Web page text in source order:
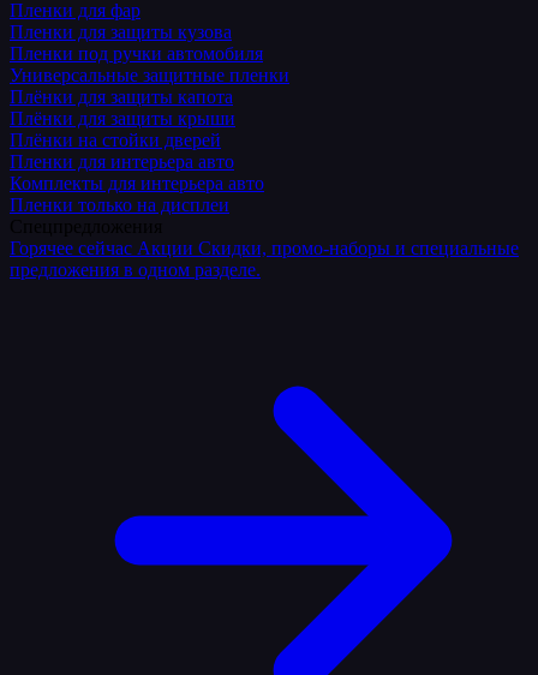
Пленки для фар
Пленки для защиты кузова
Пленки под ручки автомобиля
Универсальные защитные пленки
Плёнки для защиты капота
Плёнки для защиты крыши
Плёнки на стойки дверей
Пленки для интерьера авто
Комплекты для интерьера авто
Пленки только на дисплеи
Горячее сейчас Акции Скидки, промо-наборы и специальные
предложения в одном разделе.